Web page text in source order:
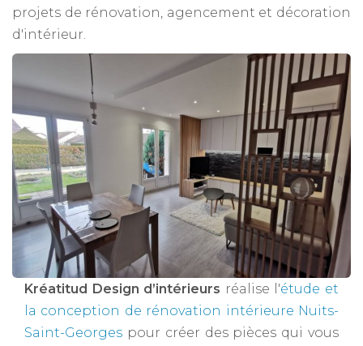
projets de rénovation, agencement et décoration
d'intérieur.
Kréatitud Design d’intérieurs réalise l'étude et
la conception de rénovation intérieure Nuits-
Saint-Georges pour créer des pièces qui vous